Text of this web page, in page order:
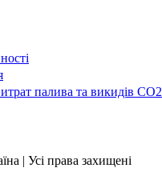
палива та викидів СО2
| Усі права захищені